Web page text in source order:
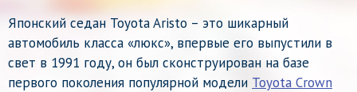
Японский седан Toyota Aristo – это шикарный
автомобиль класса «люкс», впервые его выпустили в
свет в 1991 году, он был сконструирован на базе
первого поколения популярной модели Toyota Crown